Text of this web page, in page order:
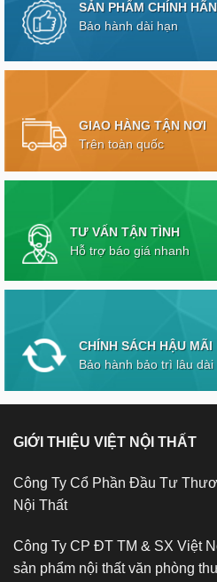
SẢN PHẨM CHÍNH
Bảo hành dài hạn
GIAO HÀNG TẬN NƠI
Trên toàn quốc
TƯ VẤN TẬN TÌNH
Hỗ trợ báo giá nhanh
CHÍNH SÁCH HẬU MÃI
Bảo hành bảo trì lâu dài
GIỚI THIỆU VIỆT NỘI THẤT
Công Ty Cổ Phần Đầu Tư
Nội Thất
Công Ty CP ĐT TM & SX Việt
sản phẩm nội thất văn phòng